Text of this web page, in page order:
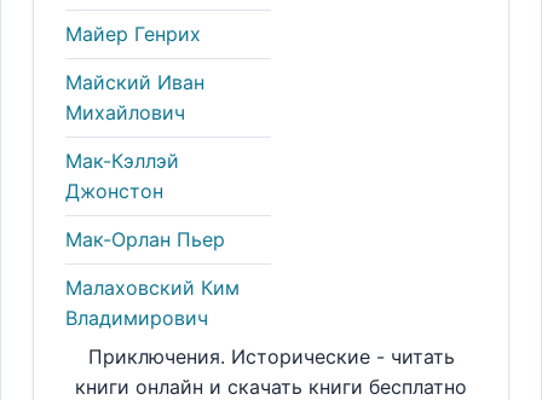
Майер Генрих
Майский Иван
Михайлович
Мак-Кэллэй
Джонстон
Мак-Орлан Пьер
Малаховский Ким
Владимирович
Приключения. Исторические - читать
книги онлайн и скачать книги бесплатно